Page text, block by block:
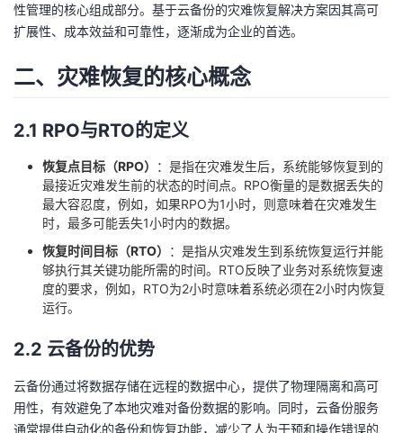
我
坛
圈
子
的
直
播
我
的
活
动
我
的
关
注
发
Programs
的
性管理的核心组成部分。基于云备份的灾难恢复解决方案因其高可
扩展性、成本效益和可靠性，逐渐成为企业的首选。
二、灾难恢复的核心概念
2.1 RPO与RTO的定义
恢复点目标（RPO）
：是指在灾难发生后，系统能够恢复到的
最接近灾难发生前的状态的时间点。RPO衡量的是数据丢失的
最大容忍度，例如，如果RPO为1小时，则意味着在灾难发生
时，最多可能丢失1小时内的数据。
恢复时间目标（RTO）
：是指从灾难发生到系统恢复运行并能
够执行其关键功能所需的时间。RTO反映了业务对系统恢复速
度的要求，例如，RTO为2小时意味着系统必须在2小时内恢复
运行。
2.2 云备份的优势
云备份通过将数据存储在远程的数据中心，提供了物理隔离和高可
用性，有效避免了本地灾难对备份数据的影响。同时，云备份服务
通常提供自动化的备份和恢复功能，减少了人为干预和操作错误的